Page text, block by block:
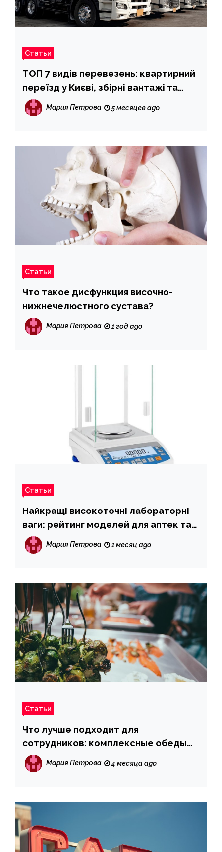
Статьи
ТОП 7 видів перевезень: квартирний
переїзд у Києві, збірні вантажі та
міжнародні доставлення вантажу
Мария Петрова 5 месяцев ago
Статьи
Что такое дисфункция височно-
нижнечелюстного сустава?
Мария Петрова 1 год ago
Статьи
Найкращі високоточні лабораторні
ваги: рейтинг моделей для аптек та
лабораторій
Мария Петрова 1 месяц ago
Статьи
Что лучше подходит для
сотрудников: комплексные обеды
или готовые боксы
Мария Петрова 4 месяца ago